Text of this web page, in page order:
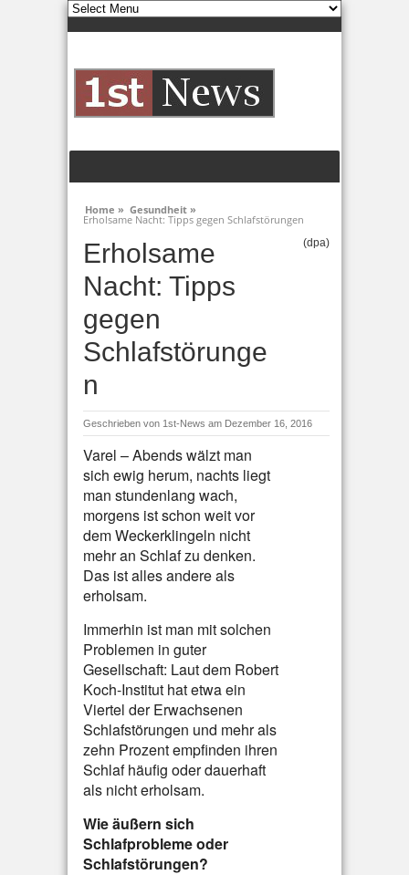
Home » Gesundheit »
Erholsame Nacht: Tipps gegen Schlafstörungen
Erholsame
Nacht: Tipps
gegen
Schlafstörunge
n
(dpa)
Geschrieben von 1st-News am Dezember 16, 2016
Varel – Abends wälzt man
sich ewig herum, nachts liegt
man stundenlang wach,
morgens ist schon weit vor
dem Weckerklingeln nicht
mehr an Schlaf zu denken.
Das ist alles andere als
erholsam.
Immerhin ist man mit solchen
Problemen in guter
Gesellschaft: Laut dem Robert
Koch-Institut hat etwa ein
Viertel der Erwachsenen
Schlafstörungen und mehr als
zehn Prozent empfinden ihren
Schlaf häufig oder dauerhaft
als nicht erholsam.
Wie äußern sich
Schlafprobleme oder
Schlafstörungen?